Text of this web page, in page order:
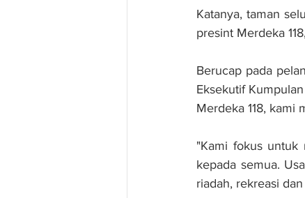
Katanya, taman
presint Merdeka
Berucap pada
Eksekutif
Merdeka 118, kami
"Kami fokus untuk
kepada semua.
riadah, rekreasi